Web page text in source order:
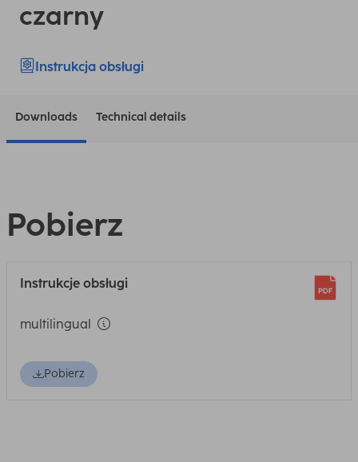
czarny
Instrukcja obsługi
Downloads Technical details
Pobierz
Instrukcje obsługi
multilingual
Pobierz